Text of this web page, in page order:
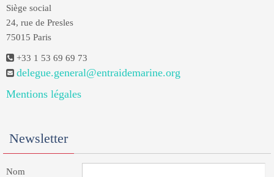
Siège social
24, rue de Presles
75015 Paris
+33 1 53 69 69 73
delegue.general@entraidemarine.org
Mentions légales
Newsletter
Nom